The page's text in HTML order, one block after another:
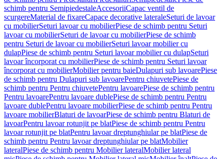
schimb pentru SemipiedestaleAccesoriiCapac ventil de
scurgereMaterial de fixareCapace decorative lateraleSeturi de lavoar
cu mobilierSeturi lavoar cu mobilierPiese de schimb pentru Seturi
lavoar cu mobilierSeturi de lavoar cu mobilierPiese de schimb
pentru Seturi de lavoar cu mobilierSeturi lavoar mobilier cu
dulapPiese de schimb pentru Seturi lavoar mobilier cu dulapSeturi
lavoar încorporat cu mobilierPiese de schimb pentru Seturi lavoar
încorporat cu mobilierMobilier pentru baieDulapuri sub lavoarePiese
de schimb pentru Dulapuri sub lavoarePentru chiuvetePiese de
schimb pentru Pentru chiuvetePentru lavoarePiese de schimb pentru
Pentru lavoarePentru lavoare dublePiese de schimb pentru Pentru
lavoare dublePentru lavoare mobilierPiese de schimb pentru Pentru
lavoare mobilierBlaturi de lavoarPiese de schimb pentru Blaturi de
lavoarPentru lavoar rotunjit pe blatPiese de schimb pentru Pentru
lavoar rotunjit pe blatPentru lavoar dreptunghiular pe blatPiese de
schimb pentru Pentru lavoar dreptunghiular pe blatMobilier
lateralPiese de schimb pentru Mobilier lateralMobilier lateral